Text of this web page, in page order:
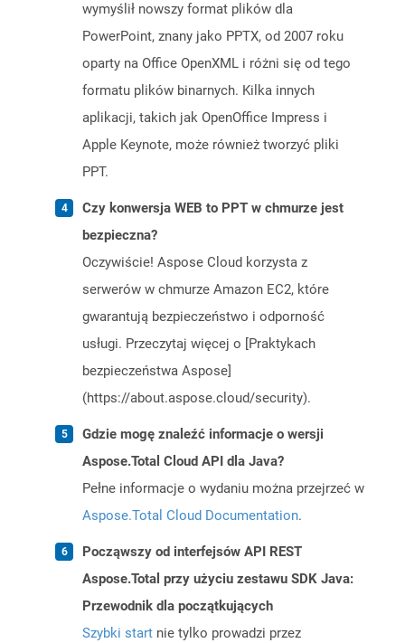
wymyślił nowszy format plików dla
PowerPoint, znany jako PPTX, od 2007 roku
oparty na Office OpenXML i różni się od tego
formatu plików binarnych. Kilka innych
aplikacji, takich jak OpenOffice Impress i
Apple Keynote, może również tworzyć pliki
PPT.
Czy konwersja WEB to PPT w chmurze jest
bezpieczna?
Oczywiście! Aspose Cloud korzysta z
serwerów w chmurze Amazon EC2, które
gwarantują bezpieczeństwo i odporność
usługi. Przeczytaj więcej o [Praktykach
bezpieczeństwa Aspose]
(https://about.aspose.cloud/security).
Gdzie mogę znaleźć informacje o wersji
Aspose.Total Cloud API dla Java?
Pełne informacje o wydaniu można przejrzeć w
Aspose.Total Cloud Documentation.
Począwszy od interfejsów API REST
Aspose.Total przy użyciu zestawu SDK Java:
Przewodnik dla początkujących
Szybki start nie tylko prowadzi przez